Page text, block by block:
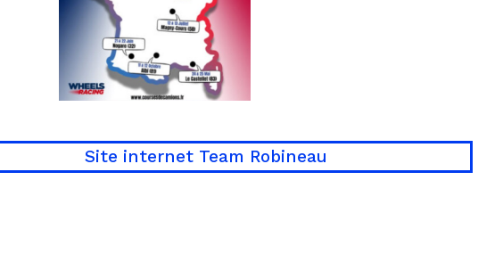
Site internet Team Robineau